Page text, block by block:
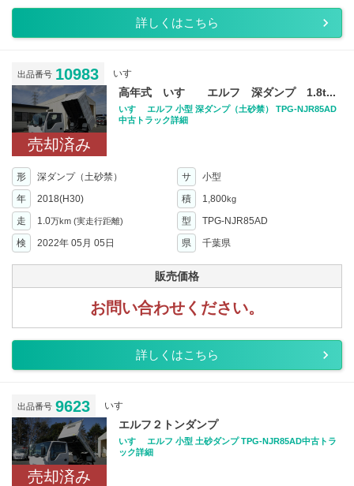
詳しくはこちら
出品番号 10983 いすゞ
売却済み
高年式 いすゞ エルフ 深ダンプ 1.8t...
いすゞ エルフ 小型 深ダンプ（土砂禁） TPG-NJR85AD
中古トラック詳細
形 深ダンプ（土砂禁） サ
小型
年
2018(H30) 積 1,800kg
走 1.0万km (実走行距離) 型
TPG-NJR85AD
検
2022年 05月 05日 県 千葉県
販売価格
お問い合わせください。
詳しくはこちら
出品番号 9623 いすゞ
売却済み
エルフ２トンダンプ
いすゞ エルフ 小型 土砂ダンプ TPG-NJR85AD中古トラ
ック詳細